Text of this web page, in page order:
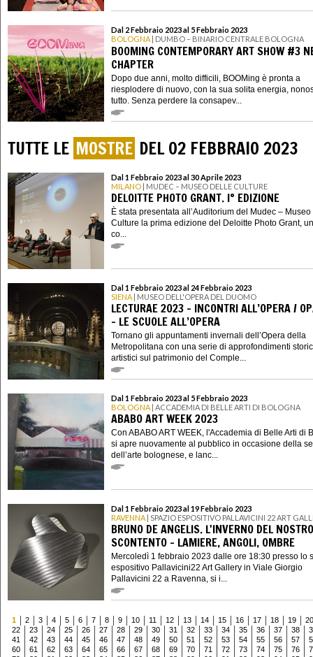
Dal 2 Febbraio 2023 al 5 Febbraio 2023
BOLOGNA | DUMBO – BINARIO CENTRALE BOLOGNA
BOOMING CONTEMPORARY ART SHOW #3
CHAPTER
Dopo due anni, molto difficili, BOOMing è pronta a
riesplodere di nuovo, con la sua solita energia,
tutto. Senza perdere la consapev...
TUTTE LE MOSTRE DEL 02 FEBBRAIO 2023
Dal 1 Febbraio 2023 al 30 Aprile 2023
MILANO | MUDEC – MUSEO DELLE CULTURE
DELOITTE PHOTO GRANT. I° EDIZIONE
È stata presentata all’Auditorium del Mudec –
Culture la prima edizione del Deloitte Photo Grant,
co...
Dal 1 Febbraio 2023 al 24 Febbraio 2023
SIENA | MUSEO DELL'OPERA DEL DUOMO
LECTURAE 2023 – INCONTRI ALL’OPERA /
– LE SCUOLE ALL’OPERA
Tornano gli appuntamenti invernali dell’Opera della
Metropolitana con una serie di approfondimenti
artistici sul patrimonio del Comple...
Dal 1 Febbraio 2023 al 5 Febbraio 2023
BOLOGNA | ACCADEMIA DI BELLE ARTI DI BOLOGNA
ABABO ART WEEK 2023
Con ABABO ART WEEK, l'Accademia di Belle Arti di
si apre nuovamente al pubblico in occasione della
dell’arte bolognese, e lanc...
Dal 1 Febbraio 2023 al 19 Febbraio 2023
RAVENNA | SPAZIO ESPOSITIVO PALLAVICINI 22 ART
BRUNO DE ANGELIS. L'INVERNO DEL NOSTRO
SCONTENTO - LAMIERE, ANGOLI, OMBRE
Mercoledì 1 febbraio 2023 dalle ore 18:30 presso lo
espositivo Pallavicini22 Art Gallery in Viale Giorgio
Pallavicini 22 a Ravenna, si i...
1 2 3 4 5 6 7 8 9 10 11 12 13 14 15 16 17 18 19
20
22
23 24 25 26 27 28 29 30 31 32 33 34 35 36 37 38
41
42 43 44 45 46 47 48 49 50 51 52 53 54 55 56 57
60
61 62 63 64 65 66 67 68 69 70 71 72 73 74 75 76